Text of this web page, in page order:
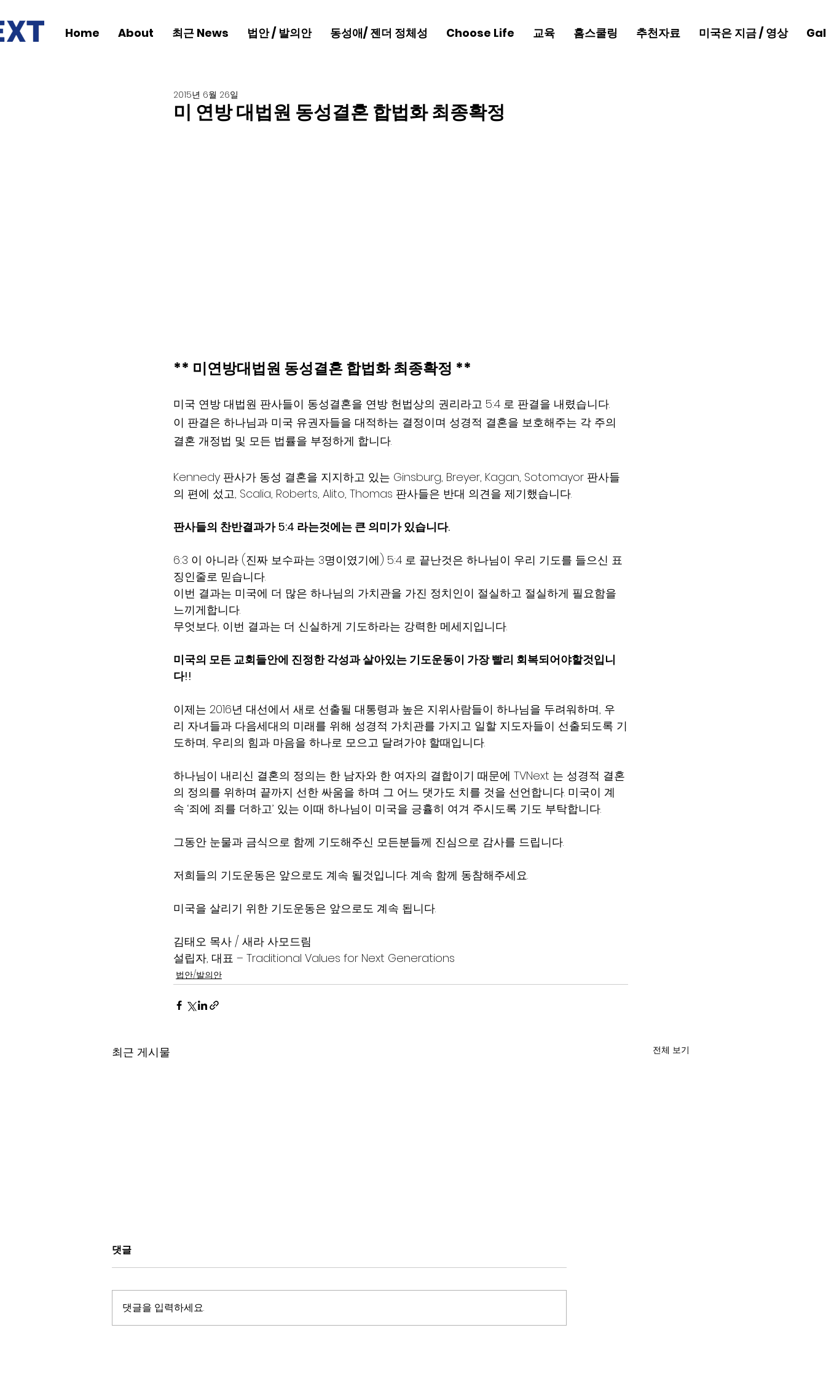
Home About 최근 News 법안 / 발의안 동성애/ 젠더 정체성 Choose Life 교육 홈스쿨링 추천자료 미국은 지금 / 영상
미 연방 대법원 동성결혼 합법화 최종확정
2015년 6월 26일
** 미연방대법원 동성결혼 합법화 최종확정 **
미국 연방 대법원 판사들이 동성결혼을 연방 헌법상의 권리라고 5:4 로 판결을 내렸습니다.
이 판결은 하나님과 미국 유권자들을 대적하는 결정이며 성경적 결혼을 보호해주는 각 주의
결혼 개정법 및 모든 법률을 부정하게 합니다.
Kennedy 판사가 동성 결혼을 지지하고 있는 Ginsburg, Breyer, Kagan, Sotomayor 판사들
의 편에 섰고, Scalia, Roberts, Alito, Thomas 판사들은 반대 의견을 제기했습니다.
판사들의 찬반결과가 5:4 라는것에는 큰 의미가 있습니다.
6:3 이 아니라 (진짜 보수파는 3명이였기에) 5:4 로 끝난것은 하나님이 우리 기도를 들으신 표
징인줄로 믿습니다.
이번 결과는 미국에 더 많은 하나님의 가치관을 가진 정치인이 절실하고 절실하게 필요함을
느끼게합니다.
무엇보다, 이번 결과는 더 신실하게 기도하라는 강력한 메세지입니다.
미국의 모든 교회들안에 진정한 각성과 살아있는 기도운동이 가장 빨리 회복되어야할것입니
다!!
이제는 2016년 대선에서 새로 선출될 대통령과 높은 지위사람들이 하나님을 두려워하며, 우
리 자녀들과 다음세대의 미래를 위해 성경적 가치관를 가지고 일할 지도자들이 선출되도록 기
도하며, 우리의 힘과 마음을 하나로 모으고 달려가야 할때입니다.
하나님이 내리신 결혼의 정의는 한 남자와 한 여자의 결합이기 때문에 TVNext 는 성경적 결혼
의 정의를 위하며 끝까지 선한 싸움을 하며 그 어느 댓가도 치를 것을 선언합니다. 미국이 계
속 ‘죄에 죄를 더하고’ 있는 이때 하나님이 미국을 긍휼히 여겨 주시도록 기도 부탁합니다.
그동안 눈물과 금식으로 함께 기도해주신 모든분들께 진심으로 감사를 드립니다.
저희들의 기도운동은 앞으로도 계속 될것입니다. 계속 함께 동참해주세요.
미국을 살리기 위한 기도운동은 앞으로도 계속 됩니다.
김태오 목사 / 새라 사모드림
설립자, 대표 – Traditional Values for Next Generations
법안/발의안
최근 게시물 전체 보기
“Respect For Marriage
Act -HR8404: 모든 형태의
출하고 급히 통과시킨 이유들
그
올바로 아는게 힘이다. 성경적 세계
관으로 무장하라! By 김태오 목사,
댓글
댓글을 입력하세요.